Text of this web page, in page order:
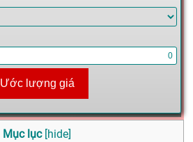
Ước lượng giá
Mục lục [hide]